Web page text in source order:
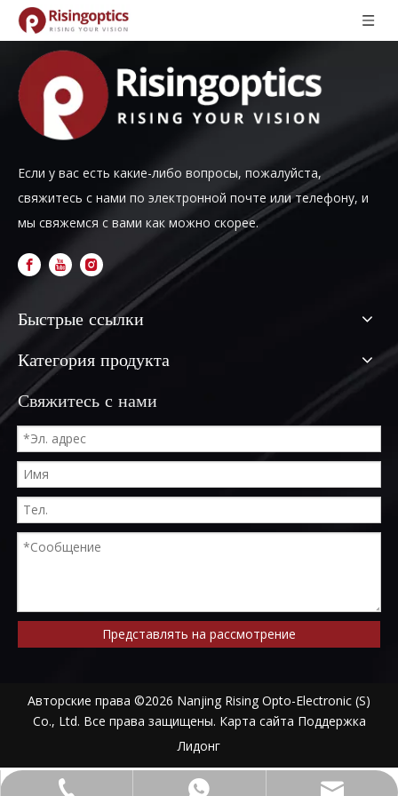
Если у вас есть какие-либо вопросы, пожалуйста,
свяжитесь с нами по электронной почте или телефону, и
мы свяжемся с вами как можно скорее.
Быстрые ссылки
Категория продукта
Свяжитесь с нами
Представлять на рассмотрение
Авторские права ©2026 Nanjing Rising Opto-Electronic (S)
Co., Ltd. Все права защищены. Карта сайта Поддержка
Лидонг
+86-13952018524
+8613952018524
alwson@risingoptics.com